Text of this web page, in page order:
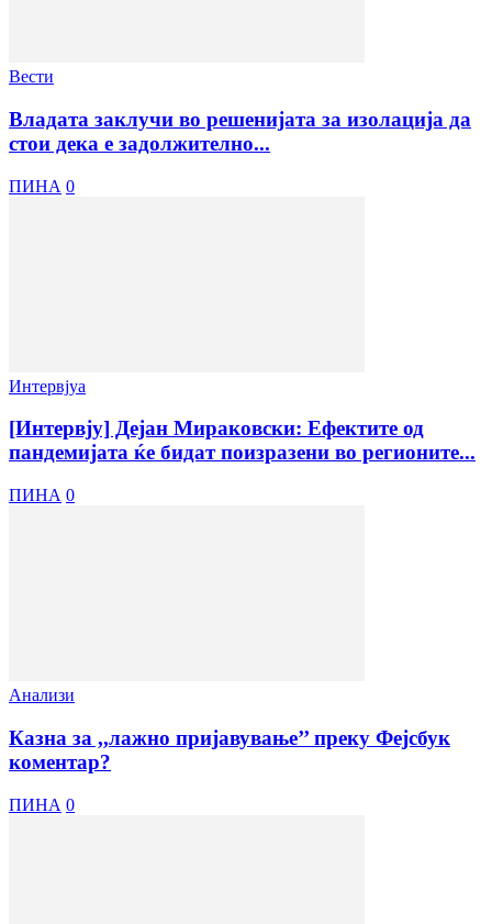
Вести
Владата заклучи во решенијата за изолација да
стои дека е задолжително...
ПИНА 0
Интервјуа
[Интервју] Дејан Мираковски: Ефектите од
пандемијата ќе бидат поизразени во регионите...
ПИНА 0
Анализи
Казна за ,,лажно пријавување’’ преку Фејсбук
коментар?
ПИНА 0